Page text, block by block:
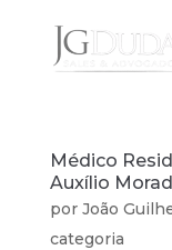
Médico
Auxílio
por João
categoria